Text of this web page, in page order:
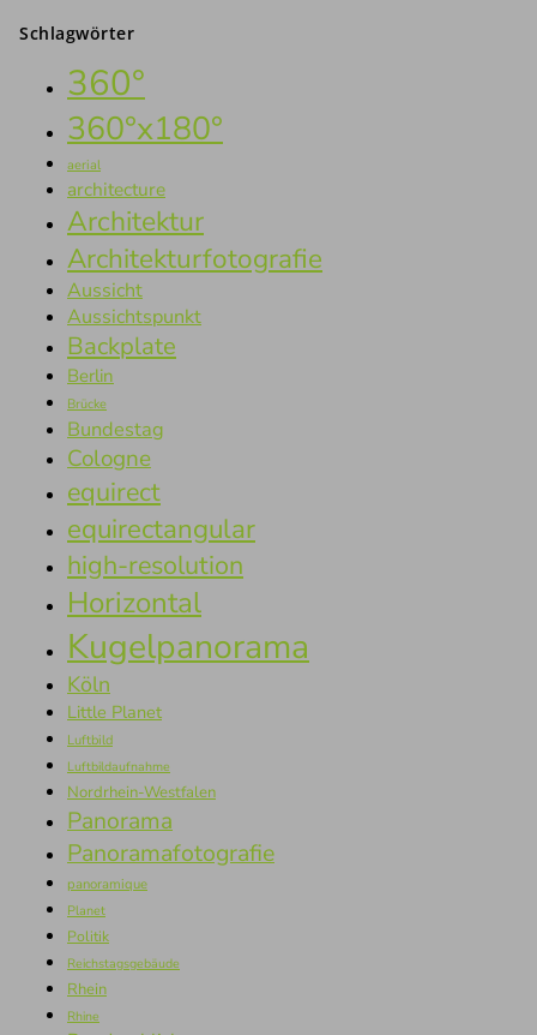
Schlagwörter
360°
360°x180°
aerial
architecture
Architektur
Architekturfotografie
Aussicht
Aussichtspunkt
Backplate
Berlin
Brücke
Bundestag
Cologne
equirect
equirectangular
high-resolution
Horizontal
Kugelpanorama
Köln
Little Planet
Luftbild
Luftbildaufnahme
Nordrhein-Westfalen
Panorama
Panoramafotografie
panoramique
Planet
Politik
Reichstagsgebäude
Rhein
Rhine